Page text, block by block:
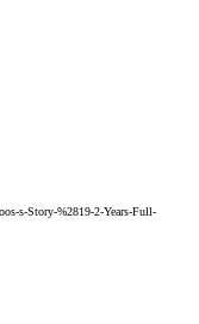
s-Story-%2819-2-Years-Full-